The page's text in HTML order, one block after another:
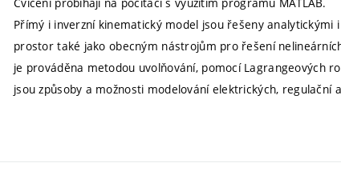
Přímý i inverzní kinematický model jsou řešeny
prostor také jako obecným nástrojům pro řešení
je prováděna metodou uvolňování, pomocí Lagrangeových
jsou způsoby a možnosti modelování elektrických,